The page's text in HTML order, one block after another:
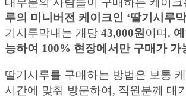
루의 미니버전 케이크인 ‘딸기시루
기시루막내는 개당 43,000원 이며,
능하여 100% 현장에서만 구매가 가
딸기시루를 구매하는 방법은 보통
시간에 맞춰 방문하여, 직원분께 대